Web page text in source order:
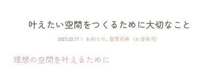
叶えたい空間をつくるために大切なこと
2025.03.17 お知らせ, 整理収納（お客様宅）
理想の空間を叶えるために